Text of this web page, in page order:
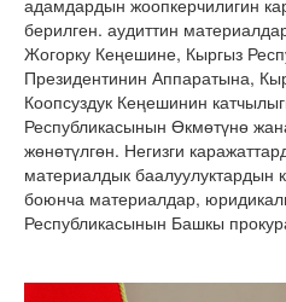
адамдардын жоопкерчилигин
берилген. аудиттин
Жогорку Кеңешине, Кыргыз
Президентинин Аппаратына,
Коопсуздук Кеңешинин
Республикасынын Өкмөтүнө
жөнөтүлгөн. Негизги
материалдык баалуулуктардын
боюнча материалдар,
Республикасынын Башкы